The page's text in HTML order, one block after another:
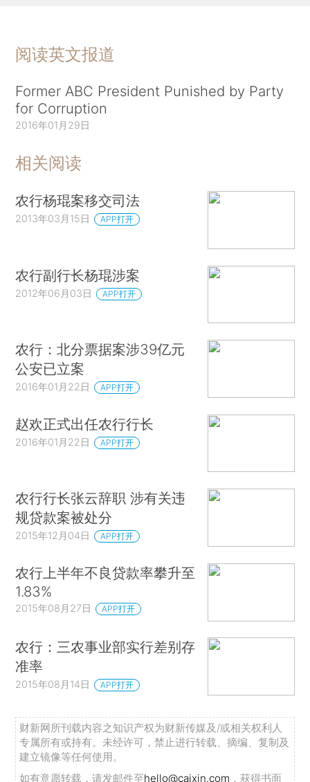
阅读英文报道
Former ABC President Punished by Party
for Corruption
2016年01月29日
相关阅读
农行杨琨案移交司法
2013年03月15日 APP打开
农行副行长杨琨涉案
2012年06月03日 APP打开
农行：北分票据案涉39亿元
公安已立案
2016年01月22日 APP打开
赵欢正式出任农行行长
2016年01月22日 APP打开
农行行长张云辞职 涉有关违
规贷款案被处分
2015年12月04日 APP打开
农行上半年不良贷款率攀升至
1.83%
2015年08月27日 APP打开
农行：三农事业部实行差别存
准率
2015年08月14日 APP打开
财新网所刊载内容之知识产权为财新传媒及/或相关权利人
专属所有或持有。未经许可，禁止进行转载、摘编、复制及
建立镜像等任何使用。
如有意愿转载，请发邮件至hello@caixin.com ，获得书面